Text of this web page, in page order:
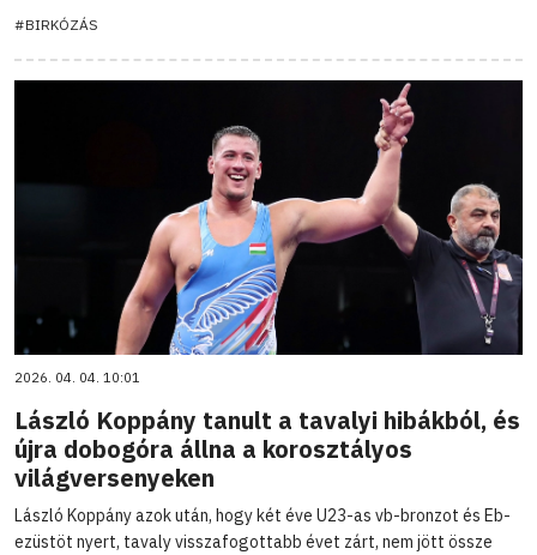
#BIRKÓZÁS
2026. 04. 04. 10:01
László Koppány tanult a tavalyi hibákból, és
újra dobogóra állna a korosztályos
világversenyeken
László Koppány azok után, hogy két éve U23-as vb-bronzot és Eb-
ezüstöt nyert, tavaly visszafogottabb évet zárt, nem jött össze